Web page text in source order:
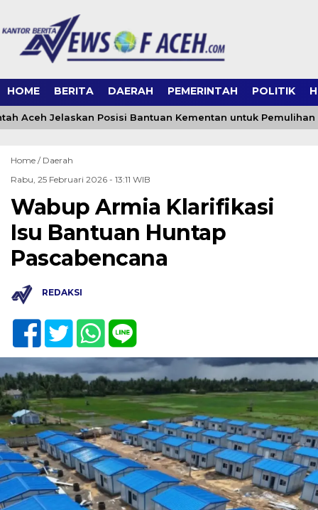
HOME BERITA DAERAH PEMERINTAH POLITIK
Aceh Jelaskan Posisi Bantuan Kementan untuk Pemulihan
Home / Daerah
Rabu, 25 Februari 2026 - 13:11 WIB
Wabup Armia Klarifikasi
Isu Bantuan Huntap
Pascabencana
REDAKSI